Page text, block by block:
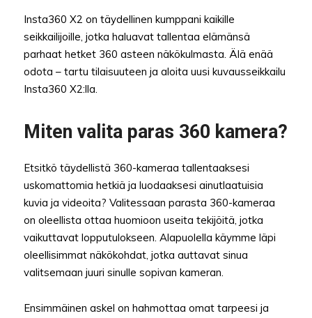
Insta360 X2 on täydellinen kumppani kaikille
seikkailijoille, jotka haluavat tallentaa elämänsä
parhaat hetket 360 asteen näkökulmasta. Älä enää
odota – tartu tilaisuuteen ja aloita uusi kuvausseikkailu
Insta360 X2:lla.
Miten valita paras 360 kamera?
Etsitkö täydellistä 360-kameraa tallentaaksesi
uskomattomia hetkiä ja luodaaksesi ainutlaatuisia
kuvia ja videoita? Valitessaan parasta 360-kameraa
on oleellista ottaa huomioon useita tekijöitä, jotka
vaikuttavat lopputulokseen. Alapuolella käymme läpi
oleellisimmat näkökohdat, jotka auttavat sinua
valitsemaan juuri sinulle sopivan kameran.
Ensimmäinen askel on hahmottaa omat tarpeesi ja